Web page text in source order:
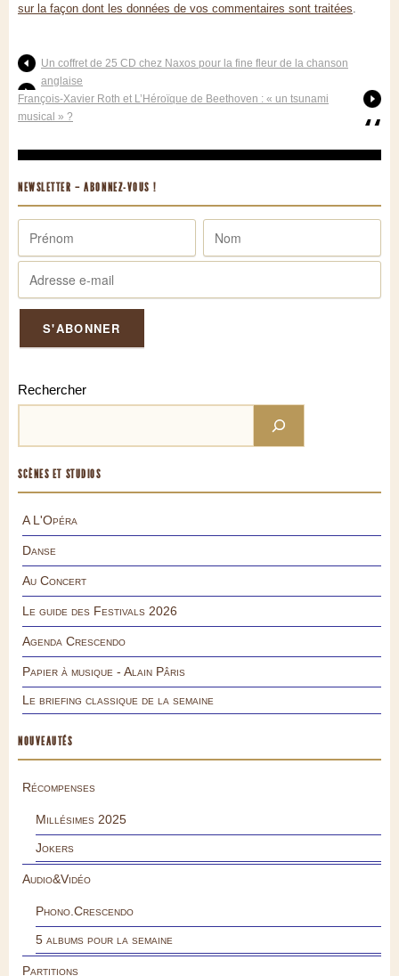
sur la façon dont les données de vos commentaires sont traitées
Un coffret de 25 CD chez Naxos pour la fine fleur de la chanson
anglaise
François-Xavier Roth et L’Héroïque de Beethoven : « un tsunami
musical » ?
NEWSLETTER – ABONNEZ-VOUS !
Rechercher
SCÈNES ET STUDIOS
A L'Opéra
Danse
Au Concert
Le guide des Festivals 2026
Agenda Crescendo
Papier à musique - Alain Pâris
Le briefing classique de la semaine
NOUVEAUTÉS
Récompenses
Millésimes 2025
Jokers
Audio&Vidéo
Phono.Crescendo
5 albums pour la semaine
Partitions